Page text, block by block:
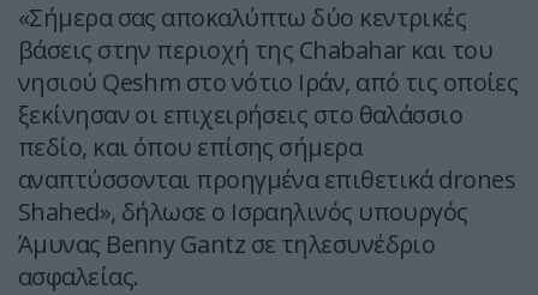
«Σήμερα σας αποκαλύπτω δύο κεντρικές
βάσεις στην περιοχή της Chabahar και του
νησιού Qeshm στο νότιο Ιράν, από τις οποίες
ξεκίνησαν οι επιχειρήσεις στο θαλάσσιο
πεδίο, και όπου επίσης σήμερα
αναπτύσσονται προηγμένα επιθετικά drones
Shahed», δήλωσε ο Ισραηλινός υπουργός
Άμυνας Benny Gantz σε τηλεσυνέδριο
ασφαλείας.